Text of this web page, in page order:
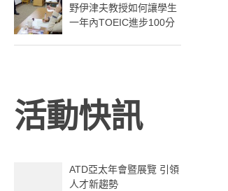
野伊津夫教授如何讓學生
一年內TOEIC進步100分
活動快訊
ATD亞太年會暨展覽 引領
人才新趨勢